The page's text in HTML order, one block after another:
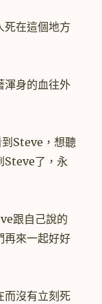
死在這個地方
渾身的血往外
Steve，想聽
Steve了，永
跟自己說的
再來一起好好
而沒有立刻死